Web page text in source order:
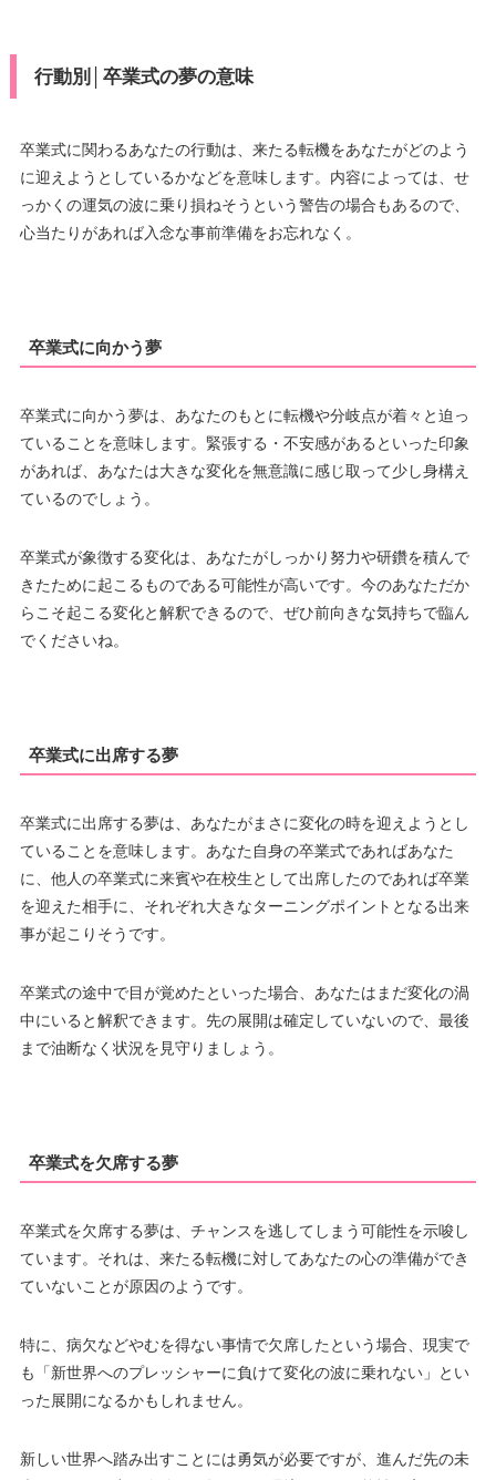
行動別│卒業式の夢の意味
卒業式に関わるあなたの行動は、来たる転機をあなたがどのよう
に迎えようとしているかなどを意味します。内容によっては、せ
っかくの運気の波に乗り損ねそうという警告の場合もあるので、
心当たりがあれば入念な事前準備をお忘れなく。
卒業式に向かう夢
卒業式に向かう夢は、あなたのもとに転機や分岐点が着々と迫っ
ていることを意味します。緊張する・不安感があるといった印象
があれば、あなたは大きな変化を無意識に感じ取って少し身構え
ているのでしょう。
卒業式が象徴する変化は、あなたがしっかり努力や研鑽を積んで
きたために起こるものである可能性が高いです。今のあなただか
らこそ起こる変化と解釈できるので、ぜひ前向きな気持ちで臨ん
でくださいね。
卒業式に出席する夢
卒業式に出席する夢は、あなたがまさに変化の時を迎えようとし
ていることを意味します。あなた自身の卒業式であればあなた
に、他人の卒業式に来賓や在校生として出席したのであれば卒業
を迎えた相手に、それぞれ大きなターニングポイントとなる出来
事が起こりそうです。
卒業式の途中で目が覚めたといった場合、あなたはまだ変化の渦
中にいると解釈できます。先の展開は確定していないので、最後
まで油断なく状況を見守りましょう。
卒業式を欠席する夢
卒業式を欠席する夢は、チャンスを逃してしまう可能性を示唆し
ています。それは、来たる転機に対してあなたの心の準備ができ
ていないことが原因のようです。
特に、病欠などやむを得ない事情で欠席したという場合、現実で
も「新世界へのプレッシャーに負けて変化の波に乗れない」とい
った展開になるかもしれません。
新しい世界へ踏み出すことには勇気が必要ですが、進んだ先の未